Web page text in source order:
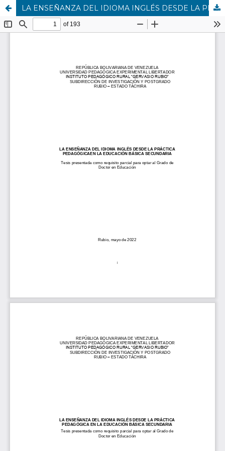
LA ENSEÑANZA DEL IDIOMA INGLÉS DESDE LA PRÁCTICA PEDAGÓGICAEN LA EDUCACIÓN BÁSICA SECUNDARIA